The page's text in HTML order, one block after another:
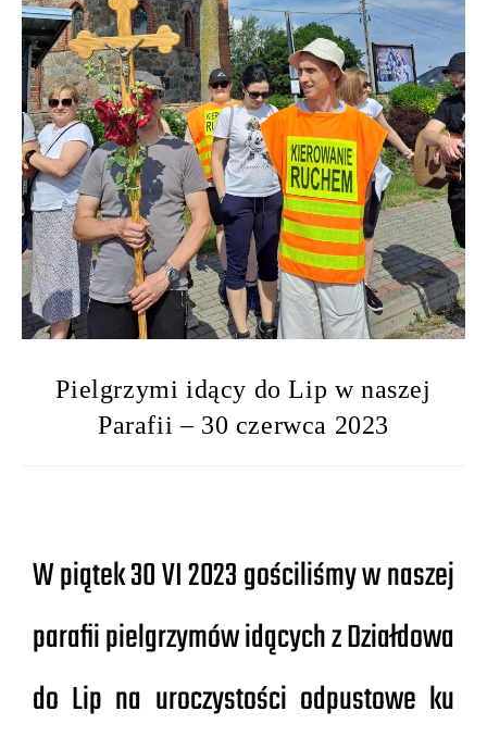
Pielgrzymi idący do Lip w naszej
Parafii – 30 czerwca 2023
W piątek 30 VI 2023 gościliśmy w naszej
parafii pielgrzymów idących z Działdowa
do Lip na uroczystości odpustowe ku